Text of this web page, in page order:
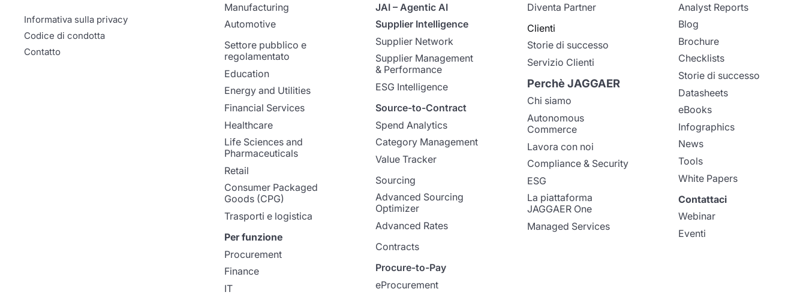
Informativa sulla privacy
Codice di condotta
Contatto
Manufacturing
Automotive
Settore pubblico e
regolamentato
Education
Energy and Utilities
Financial Services
Healthcare
Life Sciences and
Pharmaceuticals
Retail
Consumer Packaged
Goods (CPG)
Trasporti e logistica
Per funzione
Procurement
Finance
IT
JAI – Agentic AI
Supplier Intelligence
Supplier Network
Supplier Management
& Performance
ESG Intelligence
Source-to-Contract
Spend Analytics
Category Management
Value Tracker
Sourcing
Advanced Sourcing
Optimizer
Advanced Rates
Contracts
Procure-to-Pay
eProcurement
Diventa Partner
Clienti
Storie di successo
Servizio Clienti
Perchè JAGGAER
Chi siamo
Autonomous
Commerce
Lavora con noi
Compliance & Security
ESG
La piattaforma
JAGGAER One
Managed Services
Analyst Reports
Blog
Brochure
Checklists
Storie di successo
Datasheets
eBooks
Infographics
News
Tools
White Papers
Contattaci
Webinar
Eventi